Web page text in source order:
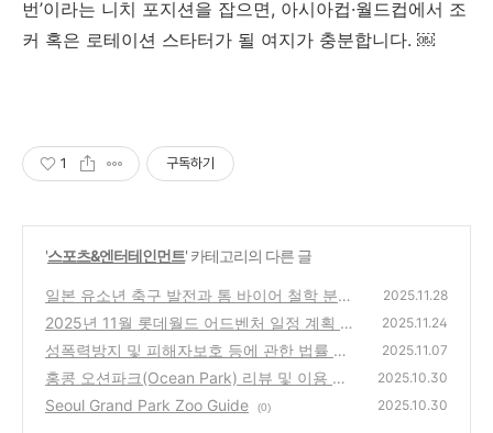
번’이라는 니치 포지션을 잡으면, 아시아컵·월드컵에서 조
커 혹은 로테이션 스타터가 될 여지가 충분합니다. ￼
1 구독하기
'스포츠&엔터테인먼트' 카테고리의 다른 글
일본 유소년 축구 발전과 톰 바이어 철학 분석
(0)
2025.11.28
2025년 11월 롯데월드 어드벤처 일정 계획 아
이 둘
(0)
2025.11.24
성폭력방지 및 피해자보호 등에 관한 법률 시
행령 ( 약칭: 성폭력방지법 시행령 ) 전문
2025.11.07
홍콩 오션파크(Ocean Park) 리뷰 및 이용 후
기 종합
(0)
2025.10.30
Seoul Grand Park Zoo Guide (0) 2025.10.30